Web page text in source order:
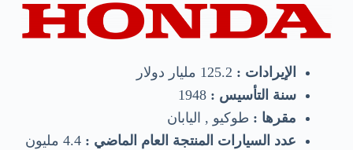
الإيرادات :
سنة التأسيس :
مقرها : طوكيو , اليابان
عدد السيارات المنتجة العام الماضي :
4.4 مليون